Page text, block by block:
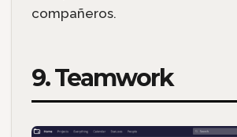
compañeros.
9. Teamwork